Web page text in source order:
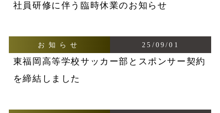
社員研修に伴う臨時休業のお知らせ
お知らせ 25/09/01
東福岡高等学校サッカー部とスポンサー契約
を締結しました